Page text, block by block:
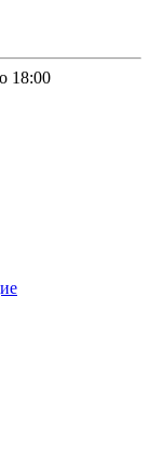
18:00